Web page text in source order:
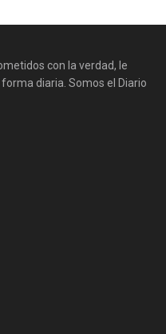
con la verdad, le
diaria. Somos el Diario